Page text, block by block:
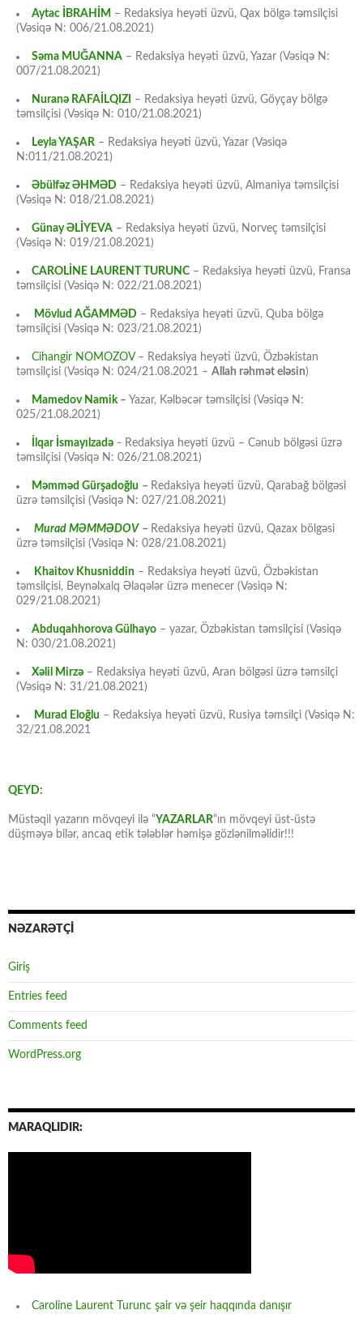
Aytac İBRAHİM – Redaksiya heyəti üzvü, Qax bölgə təmsilçisi
(Vəsiqə N: 006/21.08.2021)
Səma MUĞANNA – Redaksiya heyəti üzvü, Yazar (Vəsiqə N:
007/21.08.2021)
Nuranə RAFAİLQIZI
– Redaksiya heyəti üzvü, Göyçay bölgə
təmsilçisi (Vəsiqə N: 010/21.08.2021)
Leyla YAŞAR – Redaksiya heyəti üzvü, Yazar (Vəsiqə
N:011/21.08.2021)
Əbülfəz ƏHMƏD – Redaksiya heyəti üzvü, Almaniya təmsilçisi
(Vəsiqə N: 018/21.08.2021)
Günay ƏLİYEVA – Redaksiya heyəti üzvü, Norveç təmsilçisi
(Vəsiqə N: 019/21.08.2021)
CAROLİNE LAURENT TURUNC – Redaksiya heyəti üzvü, Fransa
təmsilçisi (Vəsiqə N: 022/21.08.2021)
Mövlud AĞAMMƏD – Redaksiya heyəti üzvü, Quba bölgə
təmsilçisi (Vəsiqə N: 023/21.08.2021)
Cihangir NOMOZOV– Redaksiya heyəti üzvü, Özbəkistan
təmsilçisi (Vəsiqə N: 024/21.08.2021 – Allah rəhmət eləsin)
Mamedov Namik– Yazar, Kəlbəcər təmsilçisi (Vəsiqə N:
025/21.08.2021)
İlqar İsmayılzadə – Redaksiya heyəti üzvü – Cənub bölgəsi üzrə
təmsilçisi (Vəsiqə N: 026/21.08.2021)
Məmməd Gürşadoğlu – Redaksiya heyəti üzvü, Qarabağ bölgəsi
üzrə təmsilçisi (Vəsiqə N: 027/21.08.2021)
Murad MƏMMƏDOV – Redaksiya heyəti üzvü, Qazax bölgəsi
üzrə təmsilçisi (Vəsiqə N: 028/21.08.2021)
Khaitov Khusniddin – Redaksiya heyəti üzvü, Özbəkistan
təmsilçisi, Beynəlxalq Əlaqələr üzrə menecer (Vəsiqə N:
029/21.08.2021)
Abduqahhorova Gülhayo – yazar, Özbəkistan təmsilçisi (Vəsiqə
N: 030/21.08.2021)
Xəlil Mirzə – Redaksiya heyəti üzvü, Aran bölgəsi üzrə təmsilçi
(Vəsiqə N: 31/21.08.2021)
Murad Eloğlu – Redaksiya heyəti üzvü, Rusiya təmsilçi (Vəsiqə N:
32/21.08.2021
QEYD:
Müstəqil yazarın mövqeyi ilə “YAZARLAR“ın mövqeyi üst-üstə
düşməyə bilər, ancaq etik tələblər həmişə gözlənilməlidir!!!
NƏZARƏTÇİ
Giriş
Entries feed
Comments feed
WordPress.org
MARAQLIDIR:
Caroline Laurent Turunc şair və şeir haqqında danışır